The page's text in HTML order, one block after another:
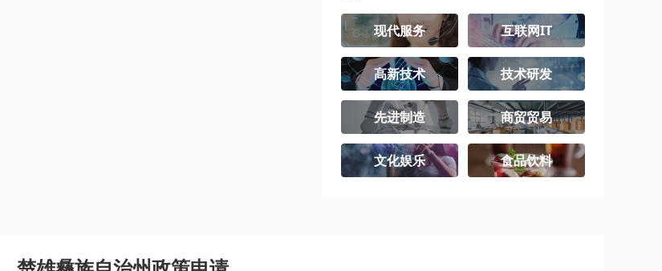
现代服务 互联网IT
高新技术 技术研发
先进制造 商贸贸易
文化娱乐 食品饮料